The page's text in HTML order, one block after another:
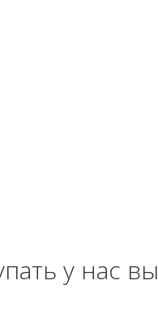
у нас